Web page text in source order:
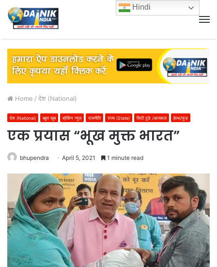
Home / देश (National)
देश (National) बहुत खूब ब्रेकिंग न्यूज़ राजनीति राज्य (State) सिटी टुडे /आजकल हेल्थ/फूड
एक प्रयास “भूख मुक्त भारत”
bhupendra April 5, 2021 1 minute read
Hindi